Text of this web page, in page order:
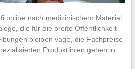
online nach medizinischem Material
die für die breite Öffentlichkeit
bleiben vage, die Fachpreise
Produktlinien gehen in